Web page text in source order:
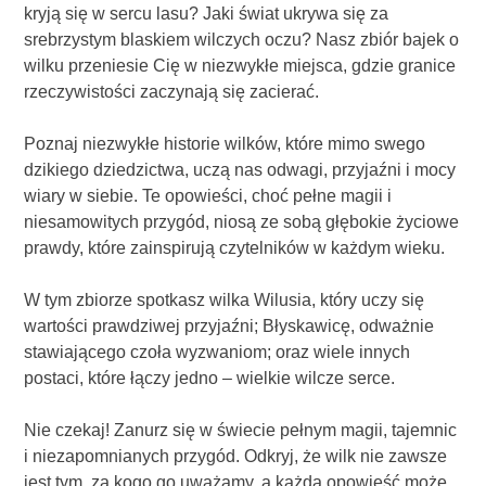
kryją się w sercu lasu? Jaki świat ukrywa się za
srebrzystym blaskiem wilczych oczu? Nasz zbiór bajek o
wilku przeniesie Cię w niezwykłe miejsca, gdzie granice
rzeczywistości zaczynają się zacierać.
Poznaj niezwykłe historie wilków, które mimo swego
dzikiego dziedzictwa, uczą nas odwagi, przyjaźni i mocy
wiary w siebie. Te opowieści, choć pełne magii i
niesamowitych przygód, niosą ze sobą głębokie życiowe
prawdy, które zainspirują czytelników w każdym wieku.
W tym zbiorze spotkasz wilka Wilusia, który uczy się
wartości prawdziwej przyjaźni; Błyskawicę, odważnie
stawiającego czoła wyzwaniom; oraz wiele innych
postaci, które łączy jedno – wielkie wilcze serce.
Nie czekaj! Zanurz się w świecie pełnym magii, tajemnic
i niezapomnianych przygód. Odkryj, że wilk nie zawsze
jest tym, za kogo go uważamy, a każda opowieść może